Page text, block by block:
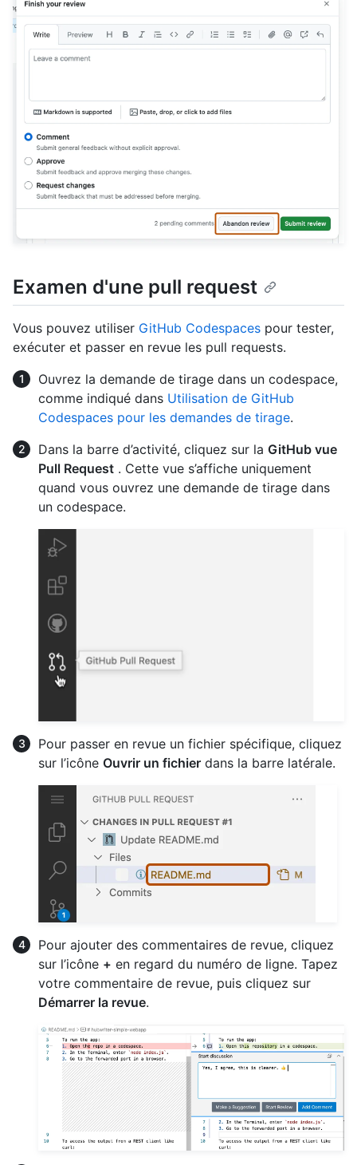
Examen d'une pull request
Vous pouvez utiliser GitHub Codespaces pour tester,
exécuter et passer en revue les pull requests.
Ouvrez la demande de tirage dans un codespace,
comme indiqué dans Utilisation de GitHub
Codespaces pour les demandes de tirage.
Dans la barre d’activité, cliquez sur la GitHub vue
Pull Request . Cette vue s’affiche uniquement
quand vous ouvrez une demande de tirage dans
un codespace.
Pour passer en revue un fichier spécifique, cliquez
sur l’icône Ouvrir un fichier dans la barre latérale.
Pour ajouter des commentaires de revue, cliquez
sur l’icône + en regard du numéro de ligne. Tapez
votre commentaire de revue, puis cliquez sur
Démarrer la revue.